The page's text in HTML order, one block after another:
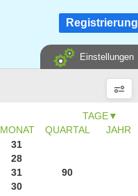
Registrierung
Einstellungen
▼
MONAT
QUARTAL JAHR
31
28
31
90
30